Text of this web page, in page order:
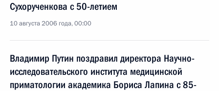
Сухорученкова с 50-летием
10 августа 2006 года, 00:00
Владимир Путин поздравил директора Научно-
исследовательского института медицинской
приматологии академика Бориса Лапина с 85-